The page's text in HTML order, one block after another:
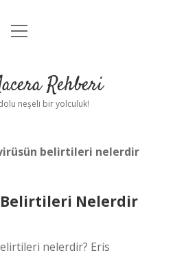
Anasayfa
Uyarı
menüyü
Rehberi
neşeli bir yolculuk!
belirtileri nelerdir
Belirtileri Nelerdir
nelerdir? Eris